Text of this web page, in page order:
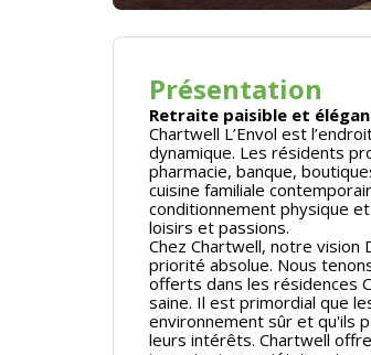
Présentation
Retraite paisible et
Chartwell L’Envol est
dynamique. Les résidents
pharmacie, banque,
cuisine familiale
conditionnement physique
loisirs et passions.
Chez Chartwell, notre vision
priorité absolue. Nous
offerts dans les résidences
saine. Il est primordial que
environnement sûr et qu'ils
leurs intérêts. Chartwell